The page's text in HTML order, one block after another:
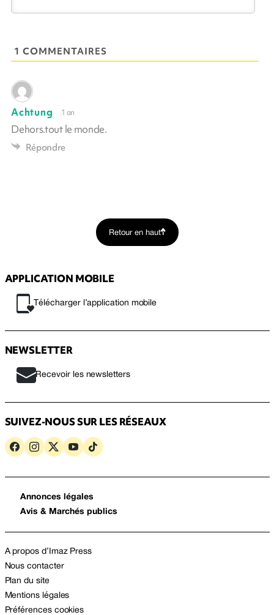
1 COMMENTAIRES
Achtung 1 an
Dehors.tout le monde.
Répondre
Retour en haut
APPLICATION MOBILE
Télécharger l’application mobile
NEWSLETTER
Recevoir les newsletters
SUIVEZ-NOUS SUR LES RÉSEAUX
Annonces légales
Avis & Marchés publics
A propos d’Imaz Press
Nous contacter
Plan du site
Mentions légales
Préférences cookies